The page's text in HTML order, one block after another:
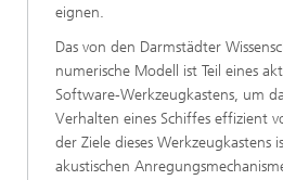
eignen.
Das von den Darmstädter
numerische Modell ist Teil eines
Software-Werkzeugkastens, um
Verhalten eines Schiffes effizient
der Ziele dieses
akustischen